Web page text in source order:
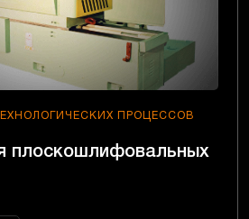
ПРОЦЕССОВ
плоскошлифовальных